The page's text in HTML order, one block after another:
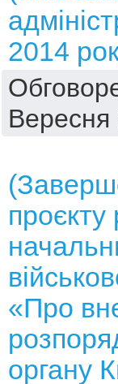
2014
Вересня
«Про
органу